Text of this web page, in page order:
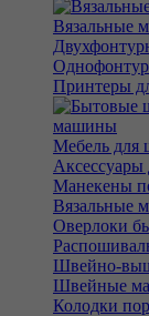
Вязальные
Принтеры
машины
Мебель для
Манекены
Вязальные
Оверлоки
Швейно-
Швейные
Колодки